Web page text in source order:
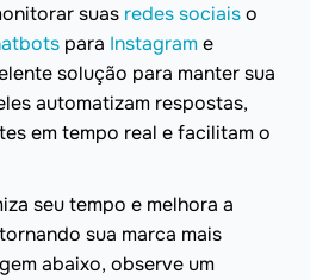
suas redes sociaiso
para Instagrame
solução para manter sua
automatizam respostas,
em tempo real e facilitam o
seu tempo e melhora a
sua marca mais
abaixo, observe um